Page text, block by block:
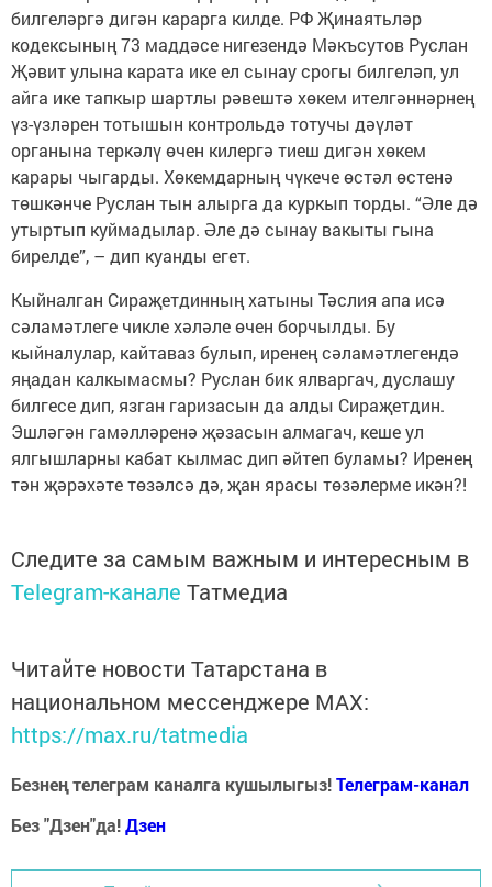
билгеләргә дигән карарга килде. РФ Җинаятьләр
кодексының 73 маддәсе нигезендә Мәкъсутов Руслан
Җәвит улына карата ике ел сынау срогы билгеләп, ул
айга ике тапкыр шартлы рәвештә хөкем ителгәннәрнең
үз-үзләрен тотышын контрольдә тотучы дәүләт
органына теркәлү өчен килергә тиеш дигән хөкем
карары чыгарды. Хөкемдарның чүкече өстәл өстенә
төшкәнче Руслан тын алырга да куркып торды. “Әле дә
утыртып куймадылар. Әле дә сынау вакыты гына
бирелде”, – дип куанды егет.
Кыйналган Сираҗетдинның хатыны Тәслия апа исә
сәламәтлеге чикле хәләле өчен борчылды. Бу
кыйналулар, кайтаваз булып, иренең сәламәтлегендә
яңадан калкымасмы? Руслан бик ялваргач, дуслашу
билгесе дип, язган гаризасын да алды Сираҗетдин.
Эшләгән гамәлләренә җәзасын алмагач, кеше ул
ялгышларны кабат кылмас дип әйтеп буламы? Иренең
тән җәрәхәте төзәлсә дә, җан ярасы төзәлерме икән?!
Следите за самым важным и интересным в
Telegram-канале Татмедиа
Читайте новости Татарстана в
национальном мессенджере MАХ:
https://max.ru/tatmedia
Безнең телеграм каналга кушылыгыз!Телеграм-канал
Без "Дзен"да!Дзен